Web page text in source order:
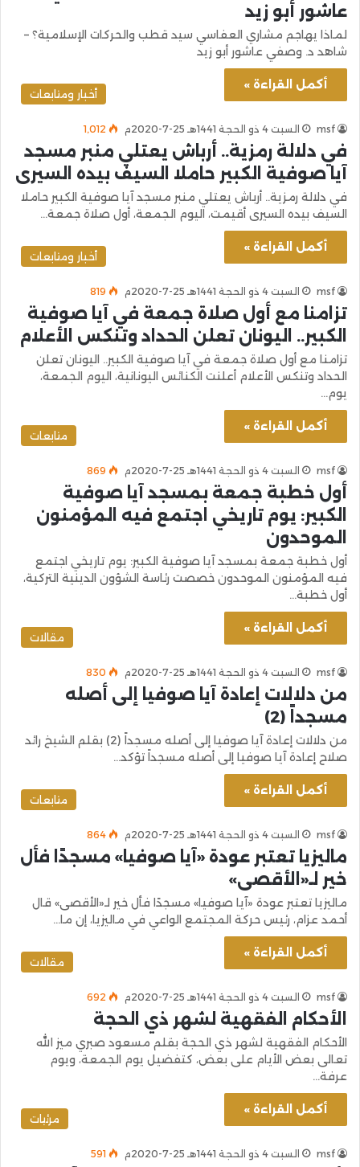
عاشور أبو زيد
لماذا يهاجم مشاري العفاسي سيد قطب والحركات الإسلامية؟ –
شاهد د. وصفي عاشور أبو زيد
أكمل القراءة »
أخبار ومتابعات
msf السبت 4 ذو الحجة 1441هـ 25-7-2020م 1٬012
في دلالة رمزية.. أرباش يعتلي منبر مسجد
آيا صوفية الكبير حاملا السيف بيده السيرى
في دلالة رمزية.. أرباش يعتلي منبر مسجد آيا صوفية الكبير حاملا
السيف بيده السيرى أقيمت، اليوم الجمعة، أول صلاة جمعة…
أكمل القراءة »
أخبار ومتابعات
msf السبت 4 ذو الحجة 1441هـ 25-7-2020م 819
تزامنا مع أول صلاة جمعة في آيا صوفية
الكبير.. اليونان تعلن الحداد وتنكس الأعلام
تزامنا مع أول صلاة جمعة في آيا صوفية الكبير.. اليونان تعلن
الحداد وتنكس الأعلام أعلنت الكنائس اليونانية، اليوم الجمعة،
يوم…
أكمل القراءة »
متابعات
msf السبت 4 ذو الحجة 1441هـ 25-7-2020م 869
أول خطبة جمعة بمسجد آيا صوفية
الكبير: يوم تاريخي اجتمع فيه المؤمنون
الموحدون
أول خطبة جمعة بمسجد آيا صوفية الكبير: يوم تاريخي اجتمع
فيه المؤمنون الموحدون خصصت رئاسة الشؤون الدينية التركية،
أول خطبة…
أكمل القراءة »
مقالات
msf السبت 4 ذو الحجة 1441هـ 25-7-2020م 830
من دلالات إعادة آيا صوفيا إلى أصله
مسجداً (2)
من دلالات إعادة آيا صوفيا إلى أصله مسجداً (2) بقلم الشيخ رائد
صلاح إعادة آيا صوفيا إلى أصله مسجداً تؤكد…
أكمل القراءة »
متابعات
msf السبت 4 ذو الحجة 1441هـ 25-7-2020م 864
ماليزيا تعتبر عودة «آيا صوفيا» مسجدًا فأل
خير لـ«الأقصى»
ماليزيا تعتبر عودة «آيا صوفيا» مسجدًا فأل خير لـ«الأقصى» قال
أحمد عزام، رئيس حركة المجتمع الواعي في ماليزيا، إن ما…
أكمل القراءة »
مقالات
msf السبت 4 ذو الحجة 1441هـ 25-7-2020م 692
الأحكام الفقهية لشهر ذي الحجة
الأحكام الفقهية لشهر ذي الحجة بقلم مسعود صبري ميز الله
تعالى بعض الأيام على بعض، كتفضيل يوم الجمعة، ويوم
عرفة…
أكمل القراءة »
مرئيات
msf السبت 4 ذو الحجة 1441هـ 25-7-2020م 591